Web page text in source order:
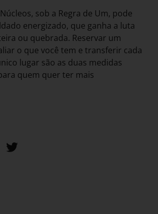
sob a Regra de Um, pode
energizado, que ganha a luta
ou quebrada. Reservar um
o que você tem e transferir cada
lugar são as duas medidas
quem quer ter mais